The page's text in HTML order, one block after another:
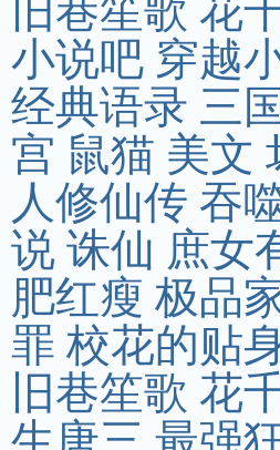
旧巷笙歌 花
小说吧 穿越
经典语录 三
宫 鼠猫 美文
人修仙传 吞
说 诛仙 庶女
肥红瘦 极品
罪 校花的贴
旧巷笙歌 花